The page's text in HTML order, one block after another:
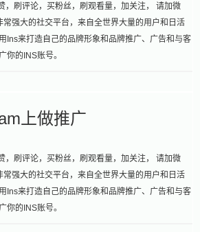
，刷评论，买粉丝，刷观看量，加关注， 请加微
强大的社交平台，来自全世界大量的用户和日活
Ins来打造自己的品牌形象和品牌推广、广告和与客
你的INS账号。
上做推广
，刷评论，买粉丝，刷观看量，加关注， 请加微
强大的社交平台，来自全世界大量的用户和日活
Ins来打造自己的品牌形象和品牌推广、广告和与客
你的INS账号。